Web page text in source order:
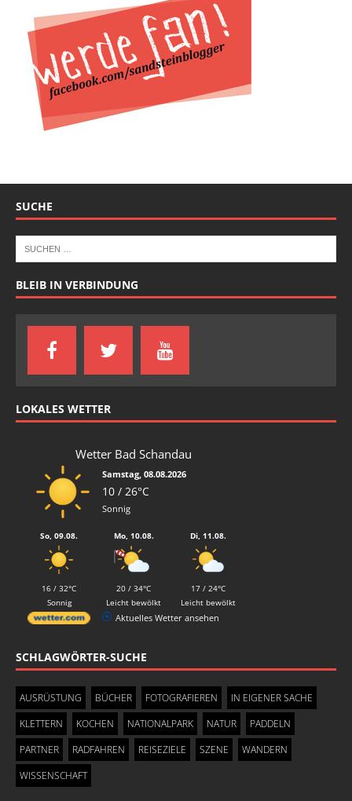
SUCHE
BLEIB IN VERBINDUNG
LOKALES WETTER
Wetter Bad Schandau
Samstag, 08.08.2026
10 / 26°C
Sonnig
So, 09.08.
16 / 32°C
Sonnig
Mo, 10.08.
20 / 34°C
Leicht bewölkt
Di, 11.08.
17 / 24°C
Leicht bewölkt
Aktuelles Wetter ansehen
SCHLAGWÖRTER-SUCHE
AUSRÜSTUNG BÜCHER FOTOGRAFIEREN
IN EIGENER SACHE
KLETTERN
KOCHEN NATIONALPARK NATUR
PADDELN
PARTNER
RADFAHREN REISEZIELE SZENE
WANDERN
WISSENSCHAFT